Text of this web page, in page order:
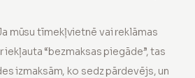
mūsu tīmekļvietnē vai reklāmas
“bezmaksas piegāde”, tas
izmaksām, ko sedz pārdevējs, un